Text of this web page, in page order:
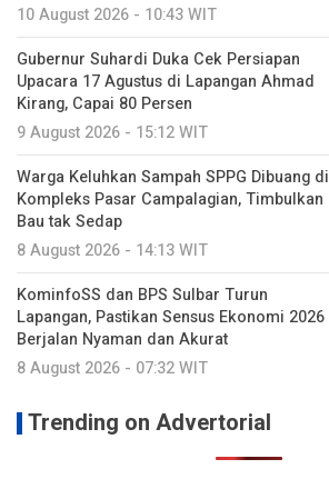
10 August 2026 - 10:43 WIT
Gubernur Suhardi Duka Cek Persiapan
Upacara 17 Agustus di Lapangan Ahmad
Kirang, Capai 80 Persen
9 August 2026 - 15:12 WIT
Warga Keluhkan Sampah SPPG Dibuang di
Kompleks Pasar Campalagian, Timbulkan
Bau tak Sedap
8 August 2026 - 14:13 WIT
KominfoSS dan BPS Sulbar Turun
Lapangan, Pastikan Sensus Ekonomi 2026
Berjalan Nyaman dan Akurat
8 August 2026 - 07:32 WIT
Trending on Advertorial